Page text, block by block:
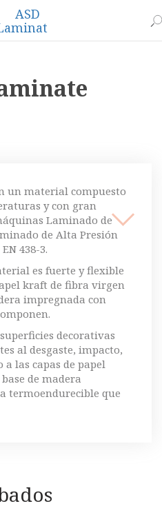
un material compuesto
y con gran
Laminado de
de Alta Presión
438-3.
es fuerte y flexible
kraft de fibra virgen
impregnada con
decorativas
al desgaste, impacto,
las capas de papel
de madera
termoendurecible que